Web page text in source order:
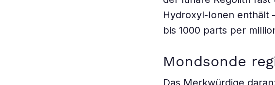
Hydroxyl-Ionen enthält
bis 1000 parts per
Mondsonde
Das Merkwürdige